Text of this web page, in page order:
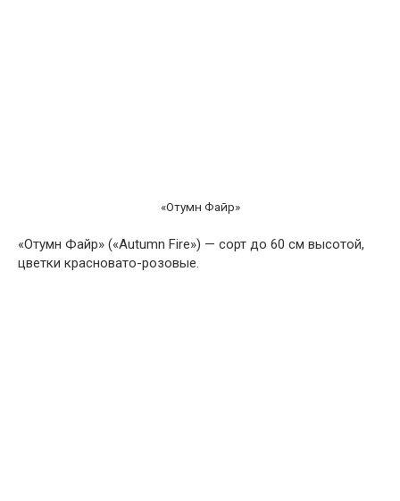
«Отумн Файр»
«Отумн Файр» («Autumn Fire») — сорт до 60 см высотой,
цветки красновато-розовые.